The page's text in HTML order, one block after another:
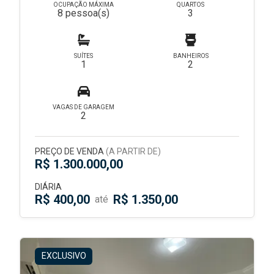
OCUPAÇÃO MÁXIMA
8 pessoa(s)
QUARTOS
3
SUÍTES
1
BANHEIROS
2
VAGAS DE GARAGEM
2
PREÇO DE VENDA (A PARTIR DE)
R$ 1.300.000,00
DIÁRIA
R$ 400,00 até R$ 1.350,00
EXCLUSIVO